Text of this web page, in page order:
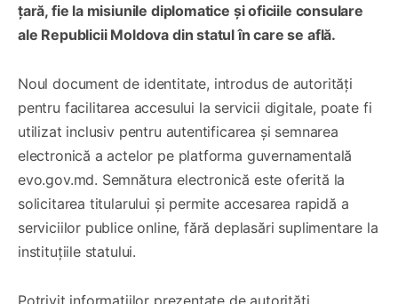
țară, fie la misiunile diplomatice și oficiile consulare
ale Republicii Moldova din statul în care se află.
Noul document de identitate, introdus de autorități
pentru facilitarea accesului la servicii digitale, poate fi
utilizat inclusiv pentru autentificarea și semnarea
electronică a actelor pe platforma guvernamentală
evo.gov.md. Semnătura electronică este oferită la
solicitarea titularului și permite accesarea rapidă a
serviciilor publice online, fără deplasări suplimentare la
instituțiile statului.
Potrivit informațiilor prezentate de autorități,